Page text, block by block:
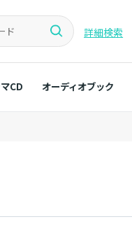
詳細検索
CD オーディオブック